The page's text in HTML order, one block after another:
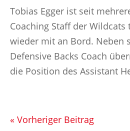
Tobias Egger ist seit
Coaching Staff der
wieder mit an Bord. Neben
Defensive Backs Coach
die Position des Assistant
« Vorheriger Beitrag